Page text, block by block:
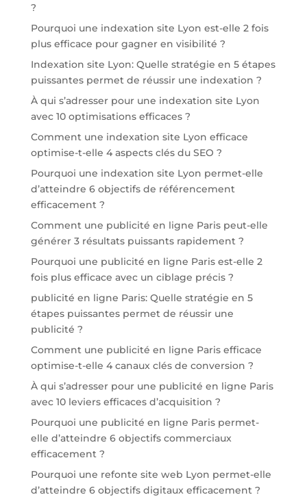
?
Pourquoi une indexation site Lyon est-elle 2 fois
plus efficace pour gagner en visibilité ?
Indexation site Lyon: Quelle stratégie en 5 étapes
puissantes permet de réussir une indexation ?
À qui s’adresser pour une indexation site Lyon
avec 10 optimisations efficaces ?
Comment une indexation site Lyon efficace
optimise-t-elle 4 aspects clés du SEO ?
Pourquoi une indexation site Lyon permet-elle
d’atteindre 6 objectifs de référencement
efficacement ?
Comment une publicité en ligne Paris peut-elle
générer 3 résultats puissants rapidement ?
Pourquoi une publicité en ligne Paris est-elle 2
fois plus efficace avec un ciblage précis ?
publicité en ligne Paris: Quelle stratégie en 5
étapes puissantes permet de réussir une
publicité ?
Comment une publicité en ligne Paris efficace
optimise-t-elle 4 canaux clés de conversion ?
À qui s’adresser pour une publicité en ligne Paris
avec 10 leviers efficaces d’acquisition ?
Pourquoi une publicité en ligne Paris permet-
elle d’atteindre 6 objectifs commerciaux
efficacement ?
Pourquoi une refonte site web Lyon permet-elle
d’atteindre 6 objectifs digitaux efficacement ?